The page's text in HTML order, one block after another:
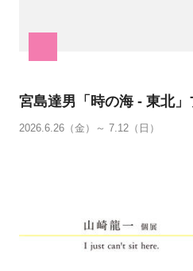
宮島達男「時の海 - 東北」
2026.6.26（金）～ 7.12（日）